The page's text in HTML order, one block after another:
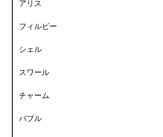
アリス
フィルビー
シェル
スワール
チャーム
バブル